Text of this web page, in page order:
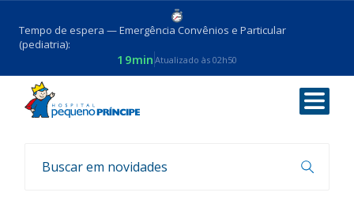
Tempo de espera — Emergência Convênios e Particular
(pediatria):
19min Atualizado às 02h50
Voltar
Coronavirus